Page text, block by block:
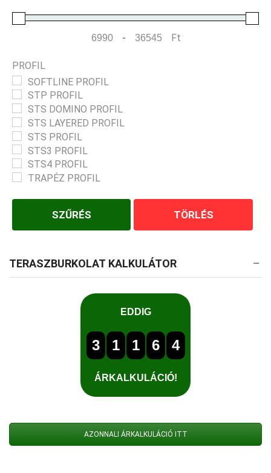
Minimum Price
-
Maximum Price
Ft
PROFIL
SOFTLINE PROFIL
STP PROFIL
STS DOMINO PROFIL
STS LAYERED PROFIL
STS PROFIL
STS3 PROFIL
STS4 PROFIL
TRAPÉZ PROFIL
SZŰRÉS TÖRLÉS
TERASZBURKOLAT KALKULÁTOR
AZONNALI ÁRKALKULÁCIÓ ITT